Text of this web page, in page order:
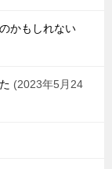
かもしれない
2023年5月24